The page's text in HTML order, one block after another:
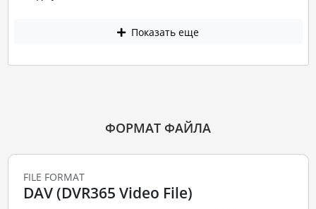
Показать еще
ФОРМАТ ФАЙЛА
FILE FORMAT
DAV (DVR365 Video File)